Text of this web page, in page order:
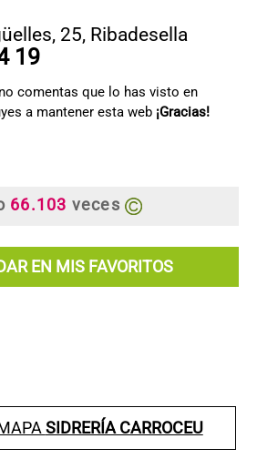
25, Ribadesella
19
comentas que lo has visto en
a mantener esta web ¡Gracias!
66.103 veces
EN MIS FAVORITOS
SIDRERÍA CARROCEU